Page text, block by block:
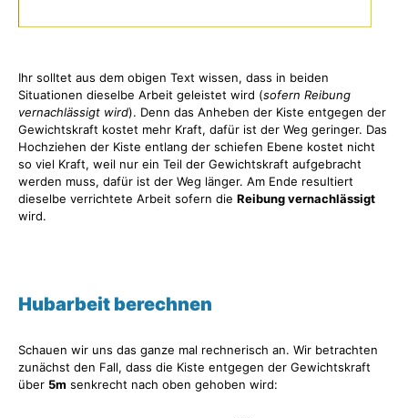
Ihr solltet aus dem obigen Text wissen, dass in beiden
Situationen dieselbe Arbeit geleistet wird (sofern Reibung
vernachlässigt wird). Denn das Anheben der Kiste entgegen der
Gewichtskraft kostet mehr Kraft, dafür ist der Weg geringer. Das
Hochziehen der Kiste entlang der schiefen Ebene kostet nicht
so viel Kraft, weil nur ein Teil der Gewichtskraft aufgebracht
werden muss, dafür ist der Weg länger. Am Ende resultiert
dieselbe verrichtete Arbeit sofern die Reibung vernachlässigt
wird.
Hubarbeit berechnen
Schauen wir uns das ganze mal rechnerisch an. Wir betrachten
zunächst den Fall, dass die Kiste entgegen der Gewichtskraft
über 5m senkrecht nach oben gehoben wird: